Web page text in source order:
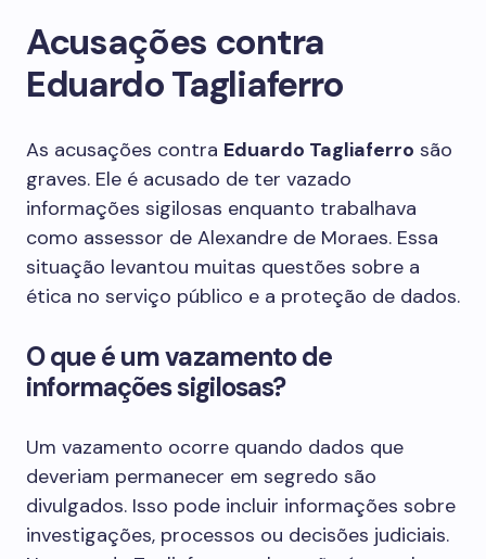
Acusações contra
Eduardo Tagliaferro
As acusações contra Eduardo Tagliaferro são
graves. Ele é acusado de ter vazado
informações sigilosas enquanto trabalhava
como assessor de Alexandre de Moraes. Essa
situação levantou muitas questões sobre a
ética no serviço público e a proteção de dados.
O que é um vazamento de
informações sigilosas?
Um vazamento ocorre quando dados que
deveriam permanecer em segredo são
divulgados. Isso pode incluir informações sobre
investigações, processos ou decisões judiciais.